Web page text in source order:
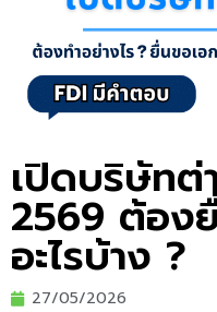
เปิดบริษัทต่
2569 ต้อง
อะไรบ้าง ?
27/05/2026